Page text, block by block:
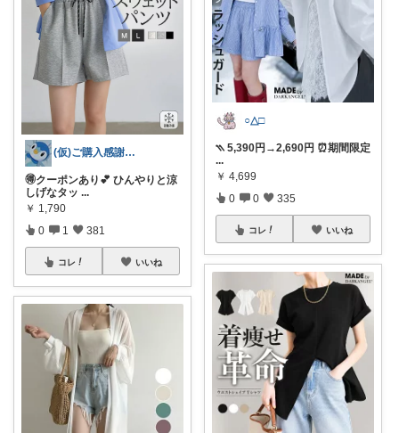
(仮)ご購入感謝致します😊
🉐クーポンあり💕 ひんやりと涼
しげなタッ ...
￥ 1,790
0 1 381
コレ いいね
○△□
⳹ 5,390円→2,690円 ⏰期間限定
...
￥ 4,699
0 0 335
コレ いいね